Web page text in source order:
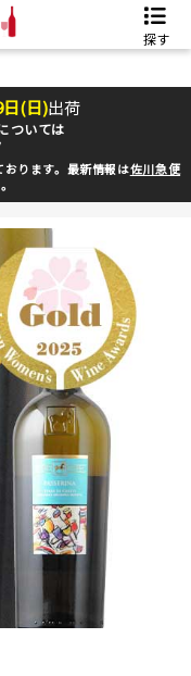
探す
日(日)出荷
ついては
ります。最新情報は佐川急便